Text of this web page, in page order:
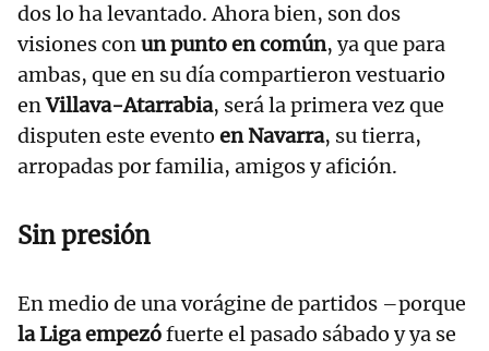
dos lo ha levantado. Ahora bien, son dos
visiones conun punto en común, ya que para
ambas, que en su día compartieron vestuario
enVillava-Atarrabia, será la primera vez que
disputen este evento en Navarra, su tierra,
arropadas por familia, amigos y afición.
Sin presión
En medio de una vorágine de partidos –porque
la Liga empezófuerte el pasado sábado y ya se